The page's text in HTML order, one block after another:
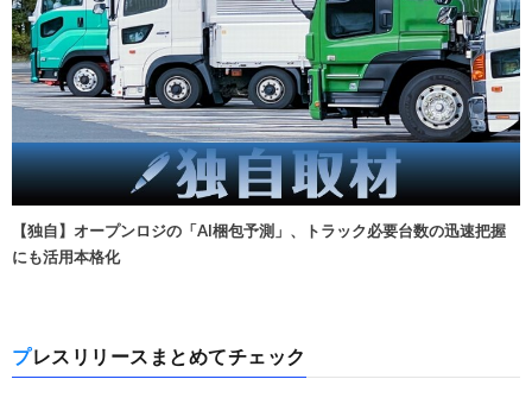
【独自】オープンロジの「AI梱包予測」、トラック必要台数の迅速把握
にも活用本格化
プレスリリースまとめてチェック